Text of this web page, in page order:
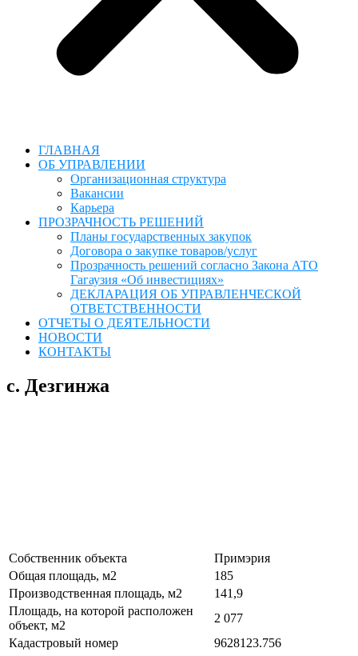
ГЛАВНАЯ
ОБ УПРАВЛЕНИИ
Организационная структура
Вакансии
Карьера
ПРОЗРАЧНОСТЬ РЕШЕНИЙ
Планы государственных закупок
Договора о закупке товаров/услуг
Прозрачность решений согласно Закона АТО
Гагаузия «Об инвестициях»
ДЕКЛАРАЦИЯ ОБ УПРАВЛЕНЧЕСКОЙ
ОТВЕТСТВЕННОСТИ
ОТЧЕТЫ О ДЕЯТЕЛЬНОСТИ
НОВОСТИ
КОНТАКТЫ
с. Дезгинжа
Собственник объекта
Примэрия
Общая площадь, м2
185
Производственная площадь, м2
141,9
Площадь, на которой расположен
объект, м2
2 077
Кадастровый номер
9628123.756